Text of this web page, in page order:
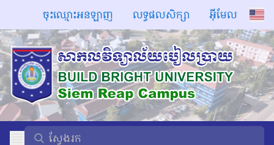
ចុះឈ្មោះអនឡាញ លទ្ធផលសិក្សា អ៊ីមែល